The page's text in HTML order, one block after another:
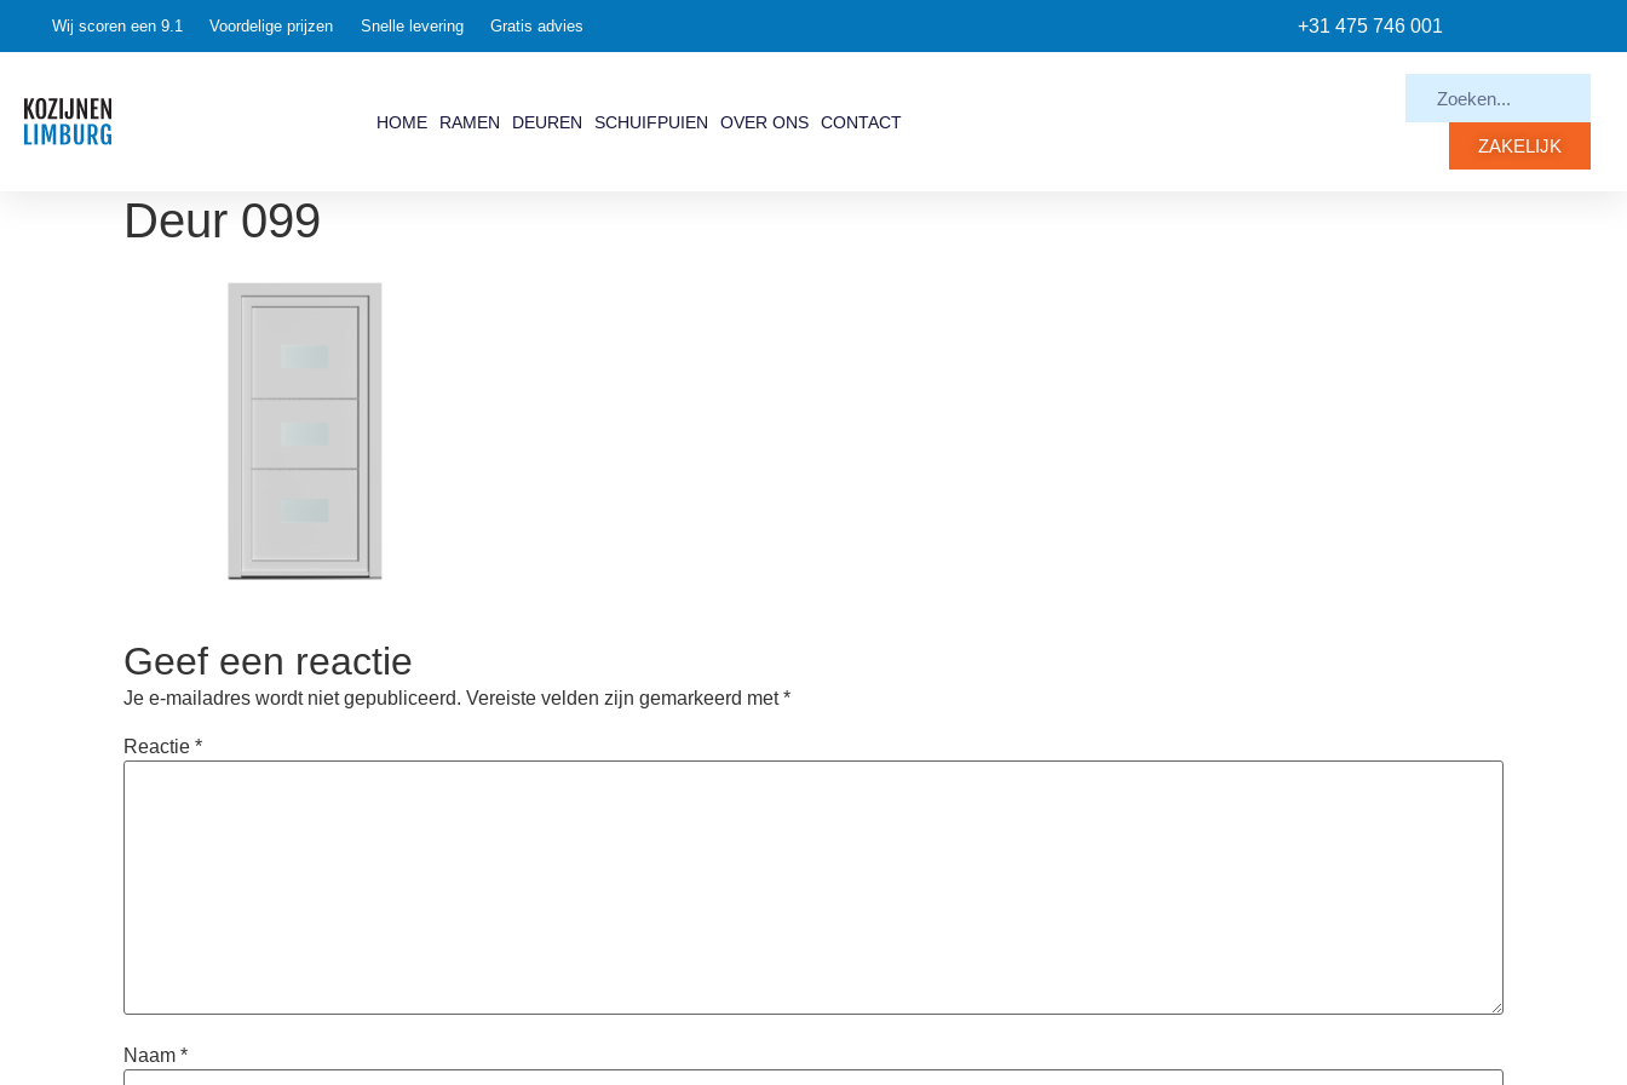
Wij scoren een 9.1 Voordelige prijzen Snelle levering Gratis advies +31 475 746 001
HOME RAMEN DEUREN SCHUIFPUIEN OVER ONS CONTACT
ZAKELIJK
Deur 099
Geef een reactie
Je e-mailadres wordt niet gepubliceerd. Vereiste velden zijn gemarkeerd met*
Reactie *
Naam *